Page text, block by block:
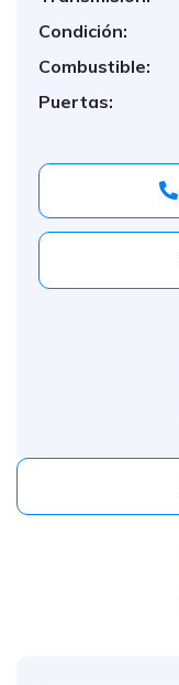
Condición:
Combustible:
Puertas: